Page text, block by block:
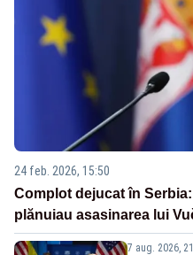
24 feb. 2026, 15:50
Complot dejucat în
plănuiau asasinarea lui
7 aug. 2026,